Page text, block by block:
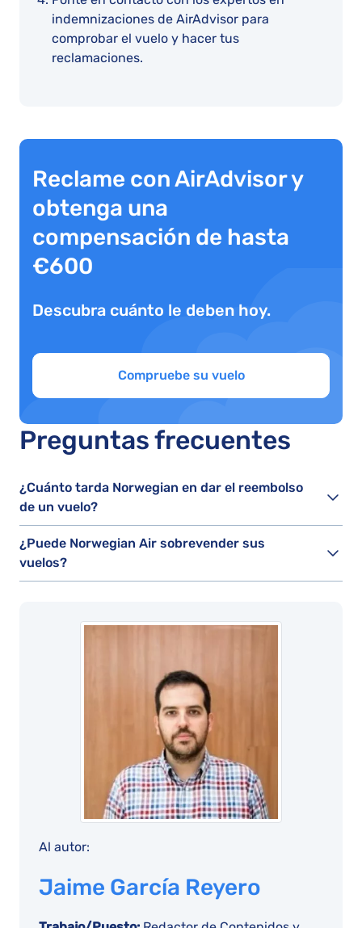
indemnizaciones de AirAdvisor para
comprobar el vuelo y hacer tus
reclamaciones.
Reclame con AirAdvisor y
obtenga una
compensación de hasta
€600
Descubra cuánto le deben hoy.
Compruebe su vuelo
Preguntas frecuentes
¿Cuánto tarda Norwegian en dar el reembolso
de un vuelo?
¿Puede Norwegian Air sobrevender sus
vuelos?
Al autor:
Jaime García Reyero